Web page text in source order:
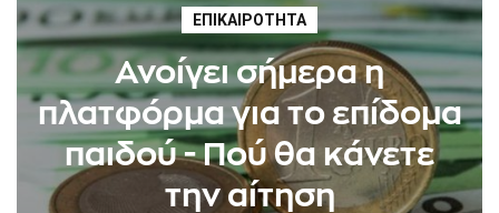
ΕΠΙΚΑΙΡΌΤΗΤΑ
Ανοίγει σήμερα η
πλατφόρμα για το επίδομα
παιδού - Πού θα κάνετε
την αίτηση